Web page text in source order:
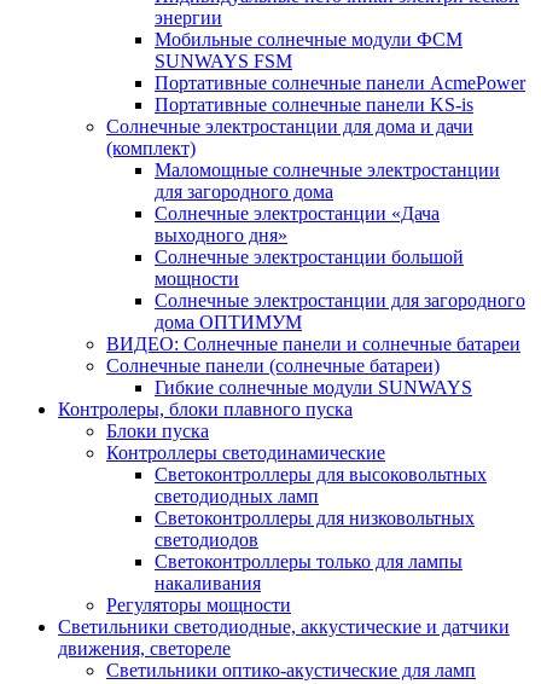
энергии
Мобильные солнечные модули ФСМ
SUNWAYS FSM
Портативные солнечные панели AcmePower
Портативные солнечные панели KS-is
Солнечные электростанции для дома и дачи
(комплект)
Маломощные солнечные электростанции
для загородного дома
Солнечные электростанции «Дача
выходного дня»
Солнечные электростанции большой
мощности
Солнечные электростанции для загородного
дома ОПТИМУМ
ВИДЕО: Солнечные панели и солнечные батареи
Солнечные панели (солнечные батареи)
Гибкие солнечные модули SUNWAYS
Контролеры, блоки плавного пуска
Блоки пуска
Контроллеры светодинамические
Светоконтроллеры для высоковольтных
светодиодных ламп
Светоконтроллеры для низковольтных
светодиодов
Светоконтроллеры только для лампы
накаливания
Регуляторы мощности
Светильники светодиодные, аккустические и датчики
движения, светореле
Светильники оптико-акустические для ламп